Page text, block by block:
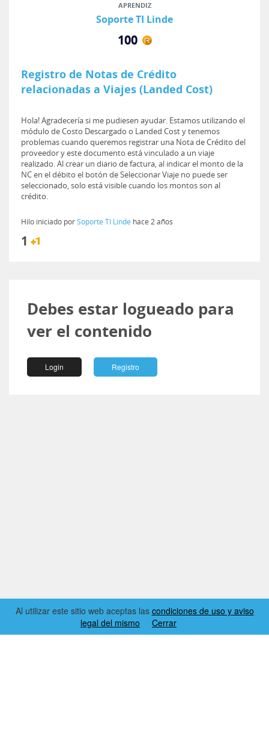
APRENDIZ
Soporte TI Linde
100
Registro de Notas de Crédito
relacionadas a Viajes (Landed Cost)
Hola! Agradecería si me pudiesen ayudar. Estamos utilizando el
módulo de Costo Descargado o Landed Cost y tenemos
problemas cuando queremos registrar una Nota de Crédito del
proveedor y este documento está vinculado a un viaje
realizado. Al crear un diario de factura, al indicar el monto de la
NC en el débito el botón de Seleccionar Viaje no puede ser
seleccionado, solo está visible cuando los montos son al
crédito.
Hilo iniciado porSoporte TI Linde hace 2 años
1
Debes estar logueado para
ver el contenido
Login Registro
Al utilizar este sitio web aceptas las condiciones de uso y aviso
legal del mismo
Cerrar